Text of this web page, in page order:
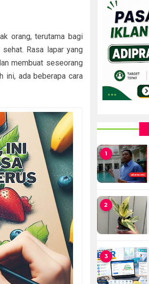
orang, terutama bagi
Rasa lapar yang
membuat seseorang
ini, ada beberapa cara
1
2
3